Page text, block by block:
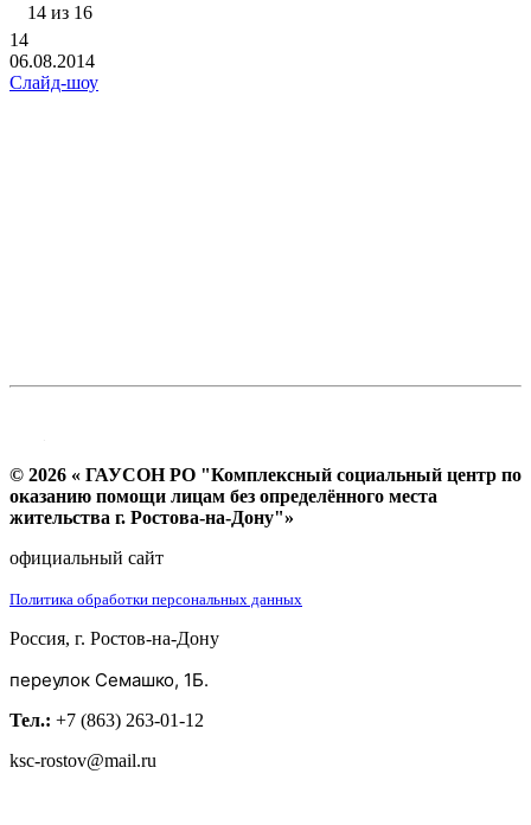
14 из 16
14
06.08.2014
Слайд-шоу
© 2026 « ГАУСОН РО "Комплексный социальный центр по
оказанию помощи лицам без определённого места
жительства г. Ростова-на-Дону"»
официальный сайт
Политика обработки персональных данных
Россия, г. Ростов-на-Дону
переулок Семашко, 1Б.
Тел.: +7 (863) 263-01-12
ksc-rostov@mail.ru